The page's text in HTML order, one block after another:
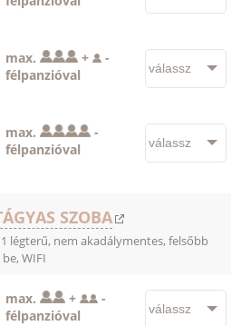
max. +
-
félpanzióval
max.
-
félpanzióval
SZOBA
légterű, nem akadálymentes, felsőbb
WIFI
max. +
-
félpanzióval